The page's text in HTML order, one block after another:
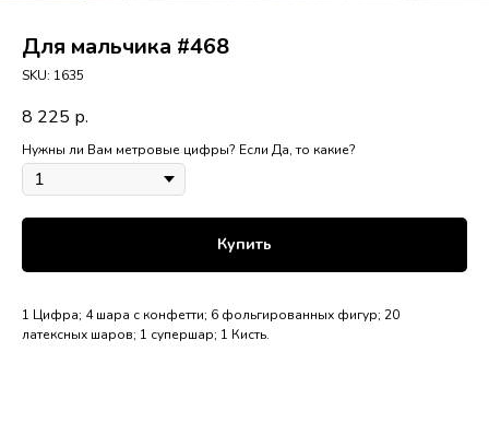
Для мальчика #468
SKU: 1635
8 225 р.
Нужны ли Вам метровые цифры? Если Да, то какие?
Купить
1 Цифра; 4 шара с конфетти; 6 фольгированных фигур; 20
латексных шаров; 1 супершар; 1 Кисть.